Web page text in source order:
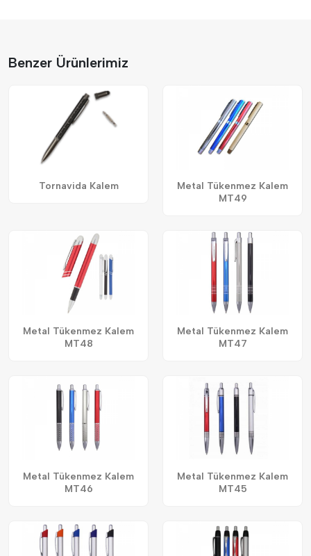
Benzer Ürünlerimiz
Tornavida Kalem
Metal Tükenmez Kalem
MT49
Metal Tükenmez Kalem
MT48
Metal Tükenmez Kalem
MT47
Metal Tükenmez Kalem
MT46
Metal Tükenmez Kalem
MT45